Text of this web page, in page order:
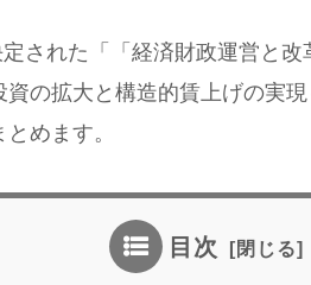
された「「経済財政運営と
の拡大と構造的賃上げの実
めます。
目次